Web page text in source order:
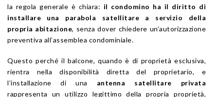
la regola generale è chiara: il condomino ha il diritto di
installare una parabola satellitare a servizio della
propria abitazione, senza dover chiedere un’autorizzazione
preventiva all’assemblea condominiale.
Questo perché il balcone, quando è di proprietà esclusiva,
rientra nella disponibilità diretta del proprietario, e
l’installazione di una antenna satellitare privata
rappresenta un utilizzo legittimo della propria proprietà,